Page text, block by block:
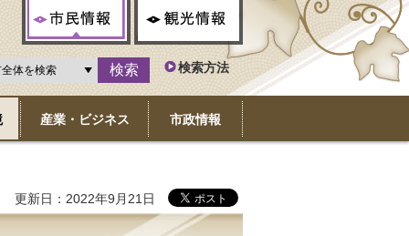
検索方法
産業・ビジネス 市政情報
更新日：2022年9月21日